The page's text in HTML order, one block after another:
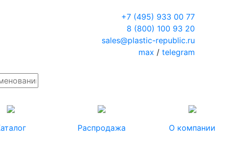
+7 (495) 933 00 77
8 (800) 100 93 20
sales@plastic-republic.ru
max / telegram
Распродажа О компании